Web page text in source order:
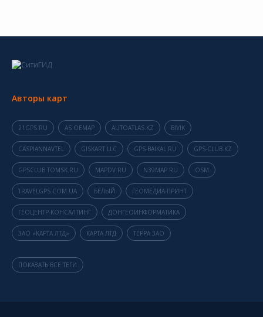
Авторы карт
21GPS.RU AS OEMAP AUTOATLAS.KZ BIVIK
CASPIANNAVTEL GISKART LLC GPS-BAIKAL.RU GPS-CLUB.KZ
GPSCLUB.TOMSK.RU MAPDV.RU N39MAP.RU OSM
TRAVELGPS.COM.UA БЕЛЫЙ ГЕОМЕДИА-ПРИНТ
ГЕОЦЕНТР-КОНСАЛТИНГ ДОНГЕОИНФОРМАТИКА
ЗАО «КАРТА ЛТД» КАРТА ЛТД ТЕРРА ЗАО
ПОКАЗАТЬ ВСЕ ТЕГИ